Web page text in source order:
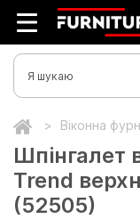
Віконна
Шпінгалет
Trend
(52505)